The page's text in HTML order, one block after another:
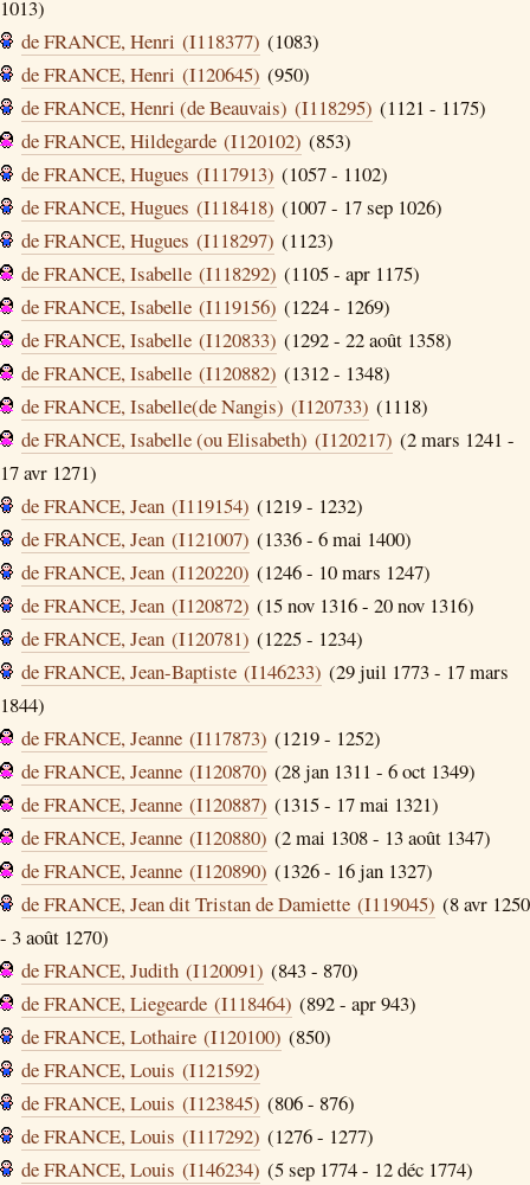
1013)
de FRANCE, Henri (I118377) (1083)
de FRANCE, Henri (I120645) (950)
de FRANCE, Henri (de Beauvais) (I118295) (1121 - 1175)
de FRANCE, Hildegarde (I120102) (853)
de FRANCE, Hugues (I117913) (1057 - 1102)
de FRANCE, Hugues (I118418) (1007 - 17 sep 1026)
de FRANCE, Hugues (I118297) (1123)
de FRANCE, Isabelle (I118292) (1105 - apr 1175)
de FRANCE, Isabelle (I119156) (1224 - 1269)
de FRANCE, Isabelle (I120833) (1292 - 22 août 1358)
de FRANCE, Isabelle (I120882) (1312 - 1348)
de FRANCE, Isabelle(de Nangis) (I120733) (1118)
de FRANCE, Isabelle (ou Elisabeth) (I120217) (2 mars 1241 -
17 avr 1271)
de FRANCE, Jean (I119154) (1219 - 1232)
de FRANCE, Jean (I121007) (1336 - 6 mai 1400)
de FRANCE, Jean (I120220) (1246 - 10 mars 1247)
de FRANCE, Jean (I120872) (15 nov 1316 - 20 nov 1316)
de FRANCE, Jean (I120781) (1225 - 1234)
de FRANCE, Jean-Baptiste (I146233) (29 juil 1773 - 17 mars
1844)
de FRANCE, Jeanne (I117873) (1219 - 1252)
de FRANCE, Jeanne (I120870) (28 jan 1311 - 6 oct 1349)
de FRANCE, Jeanne (I120887) (1315 - 17 mai 1321)
de FRANCE, Jeanne (I120880) (2 mai 1308 - 13 août 1347)
de FRANCE, Jeanne (I120890) (1326 - 16 jan 1327)
de FRANCE, Jean dit Tristan de Damiette (I119045) (8 avr 1250
- 3 août 1270)
de FRANCE, Judith (I120091) (843 - 870)
de FRANCE, Liegearde (I118464) (892 - apr 943)
de FRANCE, Lothaire (I120100) (850)
de FRANCE, Louis (I121592)
de FRANCE, Louis (I123845) (806 - 876)
de FRANCE, Louis (I117292) (1276 - 1277)
de FRANCE, Louis (I146234) (5 sep 1774 - 12 déc 1774)